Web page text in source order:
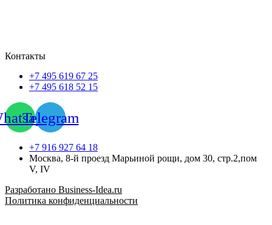
Контакты
+7 495 619 67 25
+7 495 618 52 15
Telegram
+7 916 927 64 18
Москва, 8-й проезд Марьиной рощи, дом 30, стр.2,пом
V, IV
Разработано Business-Idea.ru
Политика конфиденциальности